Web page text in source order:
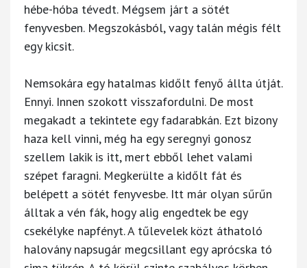
hébe-hóba tévedt. Mégsem járt a sötét
fenyvesben. Megszokásból, vagy talán mégis félt
egy kicsit.
Nemsokára egy hatalmas kidőlt fenyő állta útját.
Ennyi. Innen szokott visszafordulni. De most
megakadt a tekintete egy fadarabkán. Ezt bizony
haza kell vinni, még ha egy seregnyi gonosz
szellem lakik is itt, mert ebből lehet valami
szépet faragni. Megkerülte a kidőlt fát és
belépett a sötét fenyvesbe. Itt már olyan sűrűn
álltak a vén fák, hogy alig engedtek be egy
csekélyke napfényt. A tűlevelek közt áthatoló
halovány napsugár megcsillant egy aprócska tó